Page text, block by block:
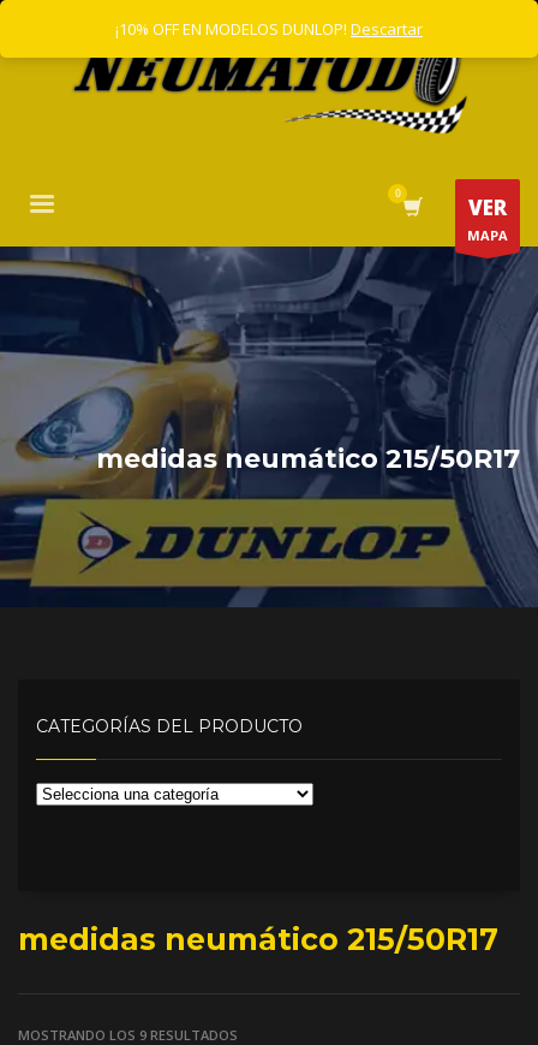
VER
MAPA
medidas neumático 215/50R17
medidas neumático 215/50R17
MOSTRANDO LOS 9 RESULTADOS
CATEGORÍAS DEL PRODUCTO
¡10% OFF EN MODELOS DUNLOP! Descartar